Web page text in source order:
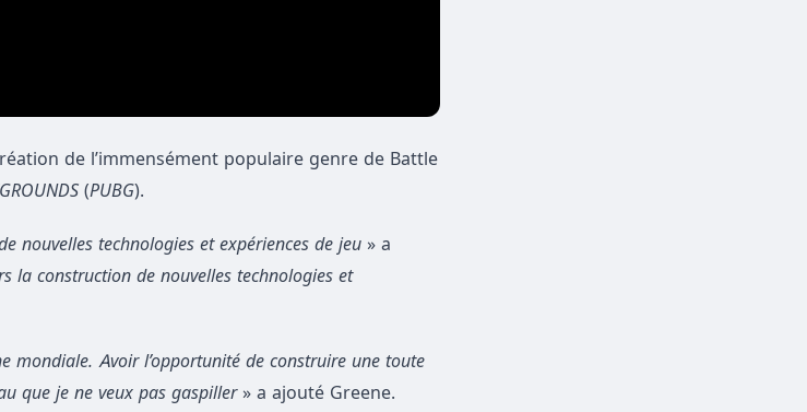
de l’immensément populaire genre de Battle
(PUBG).
nouvelles technologies et expériences de jeu » a
la construction de nouvelles technologies et
mondiale. Avoir l’opportunité de construire une toute
que je ne veux pas gaspiller» a ajouté Greene.